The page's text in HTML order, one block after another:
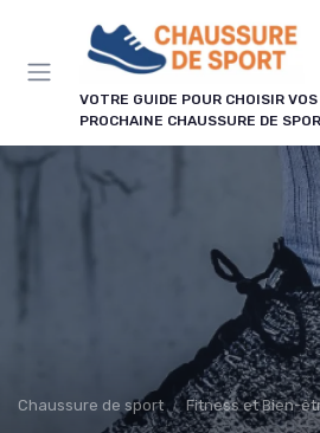
VOTRE GUIDE POUR CHOISIR VOS
PROCHAINE CHAUSSURE DE
Chaussure de sport Fitness et Bien-